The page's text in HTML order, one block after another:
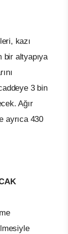
kazı
bir altyapıya
3 bin
Ağır
ayrıca 430